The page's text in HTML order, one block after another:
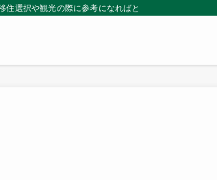
選択や観光の際に参考になればと思います。